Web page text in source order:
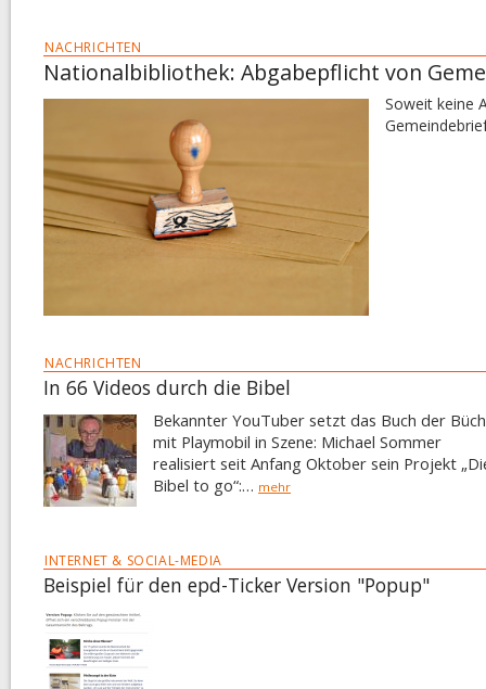
NACHRICHTEN
Nationalbibliothek: Abgabepflicht von
Soweit keine
NACHRICHTEN
In 66 Videos durch die Bibel
Bekannter YouTuber setzt das Buch der
mit Playmobil in Szene: Michael Sommer
realisiert seit Anfang Oktober sein Projekt
Bibel to go“:… mehr
INTERNET & SOCIAL-MEDIA
Beispiel für den epd-Ticker Version "Popup"